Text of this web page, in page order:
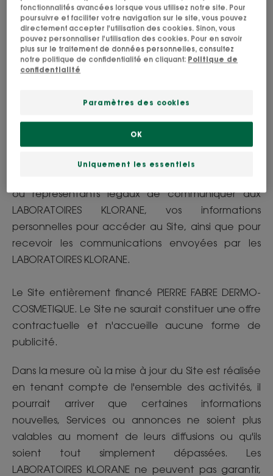
présentation complète des différentes gammes
des LABORATOIRES KLORANE. Le Site diffuse
notamment des informations non contractuelles
sur les LABORATOIRES KLORANE, avec le souci
mais sans volonté d’offre d’achat directe de
contraires) (ci-après les «Services
Si vous êtes âgé de moins de seize (16) ans, vous
ou représentants légaux de communiquer aux
LABORATOIRES KLORANE, vos informations
personnelles pour accéder au Site, ainsi que pour
recevoir les communications envoyées par les
LABORATOIRES KLORANE.
Le Site entièrement financé PIERRE FABRE DERMO-
COSMETIQUE. Le Site ne saurait constituer une offre
contractuelle et n'accueille aucune forme de
publicité.
Dans la mesure où la mise à jour du Site est réalisée
en tenant compte de l'ensemble des activités, il
pourrait arriver que certaines informations
nouvelles, Services ou annonces ne soient plus
valables au moment de leurs diffusions ou qu'ils
soient tout simplement dépassées. Les
LABORATOIRES KLORANE ne peuvent pas garantir,
fonctionnalités avancées lorsque vous utilisez notre site. Pour
poursuivre et faciliter votre navigation sur le site, vous pouvez
directement accepter l'utilisation des cookies. Sinon, vous
pouvez personnaliser l'utilisation des cookies. Pour en savoir
plus sur le traitement de données personnelles, consultez
notre politique de confidentialité en cliquant: Politique de
confidentialité
Paramètres des cookies
Uniquement les essentiels
OK